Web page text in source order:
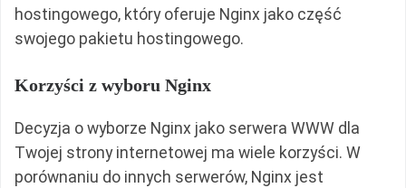
hostingowego, który oferuje Nginx jako część
swojego pakietu hostingowego.
Korzyści z wyboru Nginx
Decyzja o wyborze Nginx jako serwera WWW dla
Twojej strony internetowej ma wiele korzyści. W
porównaniu do innych serwerów, Nginx jest